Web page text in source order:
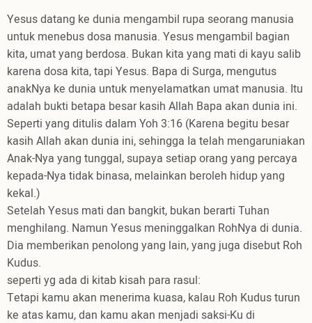
Yesus datang ke dunia mengambil rupa seorang manusia
untuk menebus dosa manusia. Yesus mengambil bagian
kita, umat yang berdosa. Bukan kita yang mati di kayu salib
karena dosa kita, tapi Yesus. Bapa di Surga, mengutus
anakNya ke dunia untuk menyelamatkan umat manusia. Itu
adalah bukti betapa besar kasih Allah Bapa akan dunia ini.
Seperti yang ditulis dalam Yoh 3:16 (Karena begitu besar
kasih Allah akan dunia ini, sehingga Ia telah mengaruniakan
Anak-Nya yang tunggal, supaya setiap orang yang percaya
kepada-Nya tidak binasa, melainkan beroleh hidup yang
kekal.)
Setelah Yesus mati dan bangkit, bukan berarti Tuhan
menghilang. Namun Yesus meninggalkan RohNya di dunia.
Dia memberikan penolong yang lain, yang juga disebut Roh
Kudus.
seperti yg ada di kitab kisah para rasul:
Tetapi kamu akan menerima kuasa, kalau Roh Kudus turun
ke atas kamu, dan kamu akan menjadi saksi-Ku di